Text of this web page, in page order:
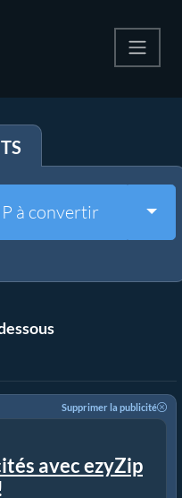
à convertir
Supprimer la publicité
avec ezyZip